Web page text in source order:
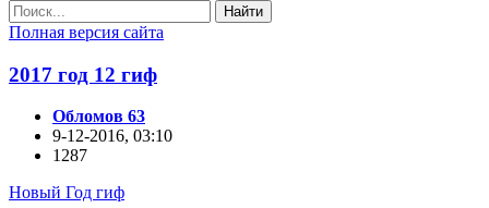
Найти
Полная версия сайта
2017 год 12 гиф
Обломов 63
9-12-2016, 03:10
1287
Новый Год гиф